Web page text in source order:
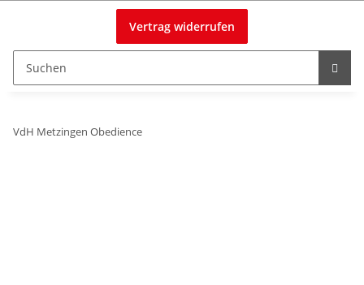
Vertrag widerrufen
VdH Metzingen Obedience